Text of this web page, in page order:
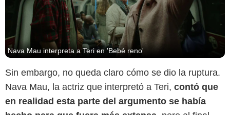
Nava Mau interpreta a Teri en 'Bebé reno'
Sin embargo, no queda claro cómo se dio la ruptura.
Nava Mau, la actriz que interpretó a Teri, contó que
en realidad esta parte del argumento se había